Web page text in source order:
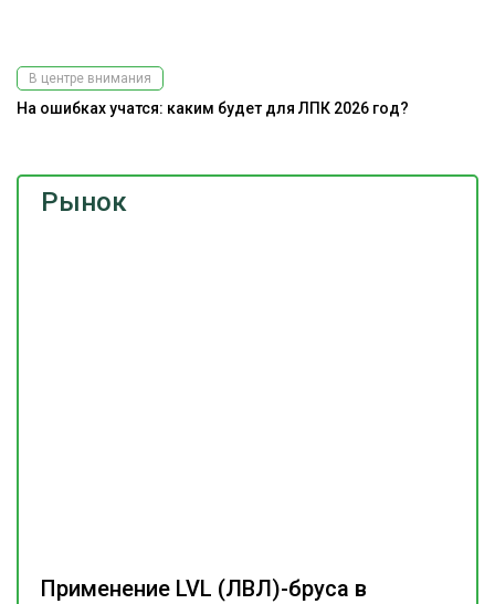
Рынок
Применение LVL (ЛВЛ)-бруса в
В центре внимания
На ошибках учатся: каким будет для ЛПК 2026 год?